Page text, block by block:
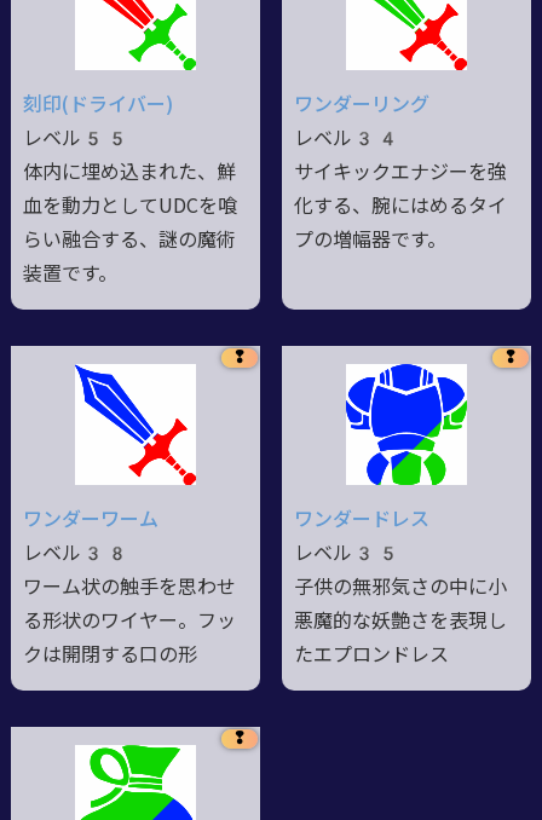
刻印(ドライバー)
レベル55
体内に埋め込まれた、鮮
血を動力としてUDCを喰
らい融合する、謎の魔術
装置です。
ワンダーリング
レベル34
サイキックエナジーを強
化する、腕にはめるタイ
プの増幅器です。
❢
ワンダーワーム
レベル38
ワーム状の触手を思わせ
る形状のワイヤー。フッ
クは開閉する口の形
❢
ワンダードレス
レベル35
子供の無邪気さの中に小
悪魔的な妖艶さを表現し
たエプロンドレス
❢